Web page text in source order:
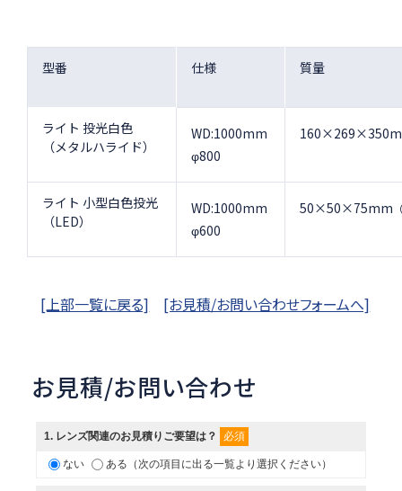
型番 仕様 質量
ライト 投光白色
（メタルハライド）
WD:1000mm
φ800
ライト 小型白色投光
（LED）
WD:1000mm
φ600
50×50×75mm
[上部一覧に戻る] [お見積/お問い合わせフォームへ]
お見積/お問い合わせ
1. レンズ関連のお見積りご要望は？ 必須
ない ある（次の項目に出る一覧より選択ください）